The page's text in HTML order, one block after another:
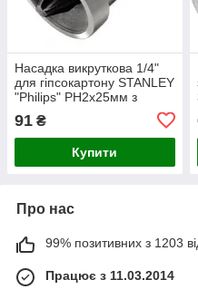
Насадка викруткова 1/4"
для гіпсокартону STANLEY
"Philips" PH2х25мм з
91 ₴
Купити
Про нас
99% позитивних з 1203
Працює з 11.03.2014